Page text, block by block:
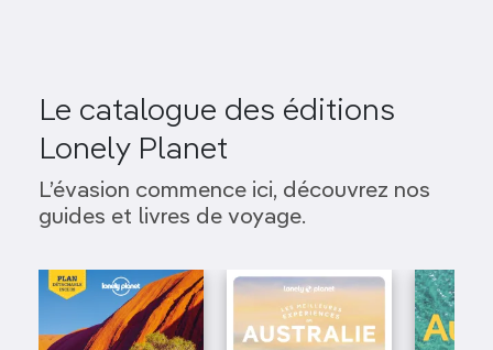
Le catalogue des éditions
Lonely Planet
L’évasion commence ici, découvrez nos
guides et livres de voyage.